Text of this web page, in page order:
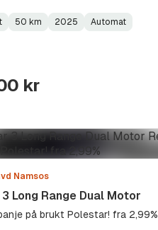
:
50 km 2025 Automat
kr
Namsos
Long Range Dual Motor
på brukt Polestar! fra 2,99%